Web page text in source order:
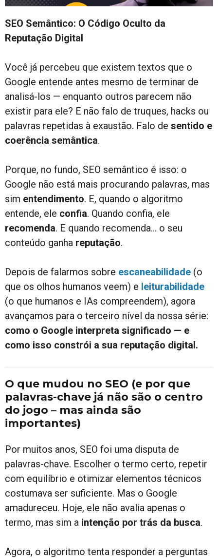
SEO Semântico: O Código Oculto da
Reputação Digital
Você já percebeu que existem textos que o
Google entende antes mesmo de terminar de
analisá-los — enquanto outros parecem não
existir para ele? E não falo de truques, hacks ou
palavras repetidas à exaustão. Falo de sentido e
coerência semântica.
Porque, no fundo, SEO semântico é isso: o
Google não está mais procurando palavras, mas
sim entendimento. E, quando o algoritmo
entende, ele confia. Quando confia, ele
recomenda. E quando recomenda… o seu
conteúdo ganha reputação.
Depois de falarmos sobre escaneabilidade (o
que os olhos humanos veem) e leiturabilidade
(o que humanos e IAs compreendem), agora
avançamos para o terceiro nível da nossa série:
como o Google interpreta significado — e
como isso constrói a sua reputação digital.
O que mudou no SEO (e por que
palavras-chave já não são o centro
do jogo – mas ainda são
importantes)
Por muitos anos, SEO foi uma disputa de
palavras-chave. Escolher o termo certo, repetir
com equilíbrio e otimizar elementos técnicos
costumava ser suficiente. Mas o Google
amadureceu. Hoje, ele não avalia apenas o
termo, mas sim a intenção por trás da busca.
Agora, o algoritmo tenta responder a perguntas